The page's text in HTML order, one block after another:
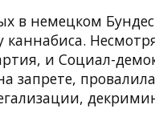
в немецком
и Социал-